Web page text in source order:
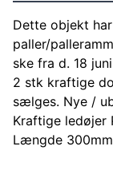
Dette objekt
paller/
ske fra d. 18 juni
2 stk kraftige
sælges. Nye /
Kraftige ledøjer
Længde